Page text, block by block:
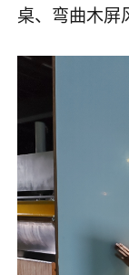
桌、弯曲木屏